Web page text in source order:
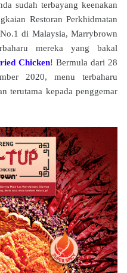
sudah terbayang keenakan
Restoran Perkhidmatan
di Malaysia, Marrybrown
mereka yang bakal
Chicken! Bermula dari 28
2020, menu terbaharu
terutama kepada penggemar